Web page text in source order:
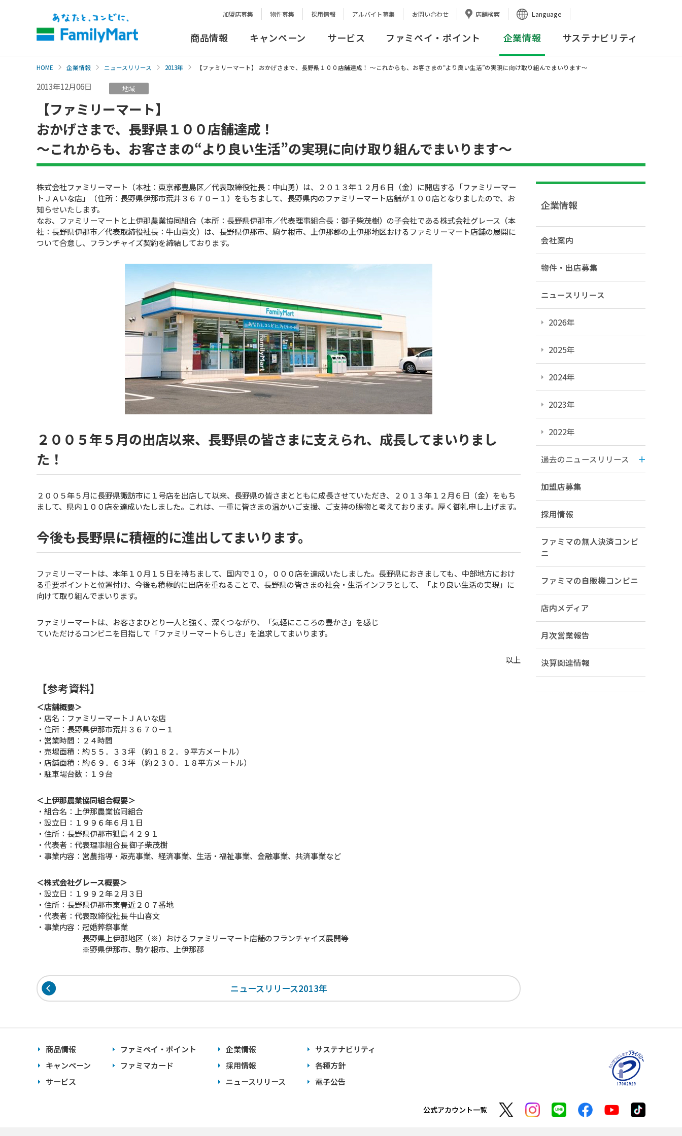
加盟店募集 物件募集 採用情報 アルバイト募集 お問い合わせ 店舗検索 Language
商品情報 キャンペーン サービス ファミペイ・ポイント 企業情報 サステナビリティ
HOME 企業情報 ニュースリリース 2013年 【ファミリーマート】 おかげさまで、長野県１００店舗達成！ 〜これからも、お客さまの“より良い生活”の実現に向け取り組んでまいります〜
2013年12月06日 地域
【ファミリーマート】
おかげさまで、長野県１００店舗達成！
〜これからも、お客さまの“より良い生活”の実現に向け取り組んでまいります〜
株式会社ファミリーマート（本社：東京都豊島区／代表取締役社長：中山勇）は、２０１３年１２月６日（金）に開店する「ファミリーマー
トＪＡいな店」（住所：長野県伊那市荒井３６７０－１）をもちまして、長野県内のファミリーマート店舗が１００店となりましたので、お
知らせいたします。
なお、ファミリーマートと上伊那農業協同組合（本所：長野県伊那市／代表理事組合長：御子柴茂樹）の子会社である株式会社グレース（本
社：長野県伊那市／代表取締役社長：牛山喜文）は、長野県伊那市、駒ケ根市、上伊那郡の上伊那地区おけるファミリーマート店舗の展開に
ついて合意し、フランチャイズ契約を締結しております。
２００５年５月の出店以来、長野県の皆さまに支えられ、成長してまいりまし
た！
２００５年５月に長野県諏訪市に１号店を出店して以来、長野県の皆さまとともに成長させていただき、２０１３年１２月６日（金）をもち
まして、県内１００店を達成いたしました。これは、一重に皆さまの温かいご支援、ご支持の賜物と考えております。厚く御礼申し上げます。
今後も長野県に積極的に進出してまいります。
ファミリーマートは、本年１０月１５日を持ちまして、国内で１０，０００店を達成いたしました。長野県におきましても、中部地方におけ
る重要ポイントと位置付け、今後も積極的に出店を重ねることで、長野県の皆さまの社会・生活インフラとして、「より良い生活の実現」に
向けて取り組んでまいります。
ファミリーマートは、お客さまひとり一人と強く、深くつながり、「気軽にこころの豊かさ」を感じ
ていただけるコンビニを目指して「ファミリーマートらしさ」を追求してまいります。
以上
【参考資料】
＜店舗概要＞
・店名：ファミリーマートＪＡいな店
・住所：長野県伊那市荒井３６７０－１
・営業時間：２４時間
・売場面積：約５５．３３坪 （約１８２．９平方メートル）
・店舗面積：約６９．６３坪 （約２３０．１８平方メートル）
・駐車場台数：１９台
＜上伊那農業協同組合概要＞
・組合名：上伊那農業協同組合
・設立日：１９９６年６月１日
・住所：長野県伊那市狐島４２９１
・代表者：代表理事組合長 御子柴茂樹
・事業内容：営農指導・販売事業、経済事業、生活・福祉事業、金融事業、共済事業など
＜株式会社グレース概要＞
・設立日：１９９２年２月３日
・住所：長野県伊那市東春近２０７番地
・代表者：代表取締役社長 牛山喜文
・事業内容：冠婚葬祭事業
長野県上伊那地区（※）おけるファミリーマート店舗のフランチャイズ展開等
※野県伊那市、駒ケ根市、上伊那郡
ニュースリリース2013年
企業情報
会社案内
物件・出店募集
ニュースリリース
2026年
2025年
2024年
2023年
2022年
過去のニュースリリース
加盟店募集
採用情報
ファミマの無人決済コンビ
ニ
ファミマの自販機コンビニ
店内メディア
月次営業報告
決算関連情報
商品情報
キャンペーン
サービス
ファミペイ・ポイント
ファミマカード
企業情報
採用情報
ニュースリリース
サステナビリティ
各種方針
電子公告
公式アカウント一覧